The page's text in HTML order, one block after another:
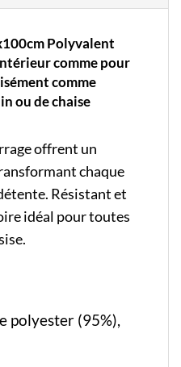
Polyvalent
comme pour
comme
ou de chaise
offrent un
chaque
Résistant et
idéal pour toutes
polyester (95%),